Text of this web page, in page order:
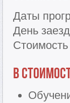
Даты
День
В